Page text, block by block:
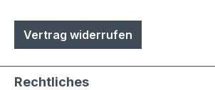
Vertrag widerrufen
Rechtliches